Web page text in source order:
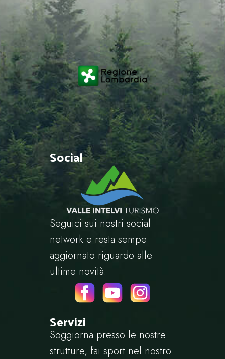
Social
Seguici sui nostri social
network e resta sempe
aggiornato riguardo alle
ultime novità.
Servizi
Soggiorna presso le nostre
strutture, fai sport nel nostro